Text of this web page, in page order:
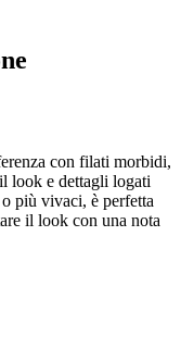
con filati morbidi,
look e dettagli logati
più vivaci, è perfetta
il look con una nota